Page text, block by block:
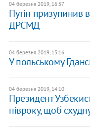
04 березня 2019, 16:37
Путін призупинив
ДРСМД
04 березня 2019, 15:16
У польському
04 березня 2019, 14:10
Президент
півроку, щоб